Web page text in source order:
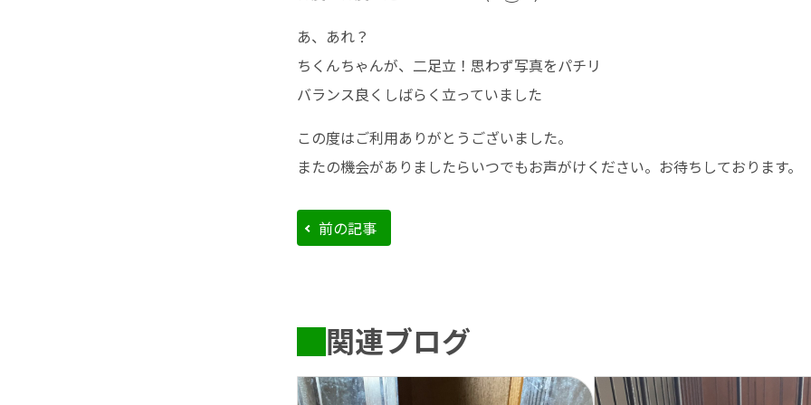
あ、あれ？
ちくんちゃんが、二足立！思わず写真をパチリ
バランス良くしばらく立っていました
この度はご利用ありがとうございました。
またの機会がありましたらいつでもお声がけください。お待ちしております。
前の記事
関連ブログ